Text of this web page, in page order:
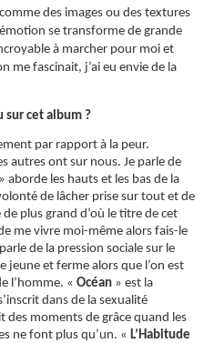
des images ou des textures
se transforme de grande
à marcher pour moi et
me fascinait, j’ai eu envie de la
sur cet album ?
par rapport à la peur.
autres ont sur nous. Je parle de
» aborde les hauts et les bas de la
de lâcher prise sur tout et de
plus grand d’où le titre de cet
me vivre moi-même alors fais-le
de la pression sociale sur le
jeune et ferme alors que l’on est
l’homme. « Océan » est la
dans de la sexualité
des moments de grâce quand les
ne font plus qu’un. « L’Habitude